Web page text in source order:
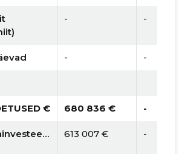
- -
- -
€ 680 836 € -
613 007 € -